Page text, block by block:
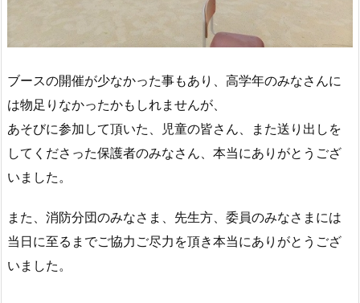
ブースの開催が少なかった事もあり、高学年のみなさんに
は物足りなかったかもしれませんが、
あそびに参加して頂いた、児童の皆さん、また送り出しを
してくださった保護者のみなさん、本当にありがとうござ
いました。
また、消防分団のみなさま、先生方、委員のみなさまには
当日に至るまでご協力ご尽力を頂き本当にありがとうござ
いました。